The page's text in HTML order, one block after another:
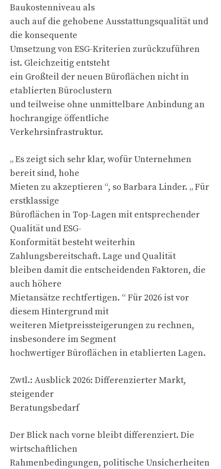
Baukostenniveau als
auch auf die gehobene Ausstattungsqualität und
die konsequente
Umsetzung von ESG-Kriterien zurückzuführen
ist. Gleichzeitig entsteht
ein Großteil der neuen Büroflächen nicht in
etablierten Büroclustern
und teilweise ohne unmittelbare Anbindung an
hochrangige öffentliche
Verkehrsinfrastruktur.
„ Es zeigt sich sehr klar, wofür Unternehmen
bereit sind, hohe
Mieten zu akzeptieren “, so Barbara Linder. „ Für
erstklassige
Büroflächen in Top-Lagen mit entsprechender
Qualität und ESG-
Konformität besteht weiterhin
Zahlungsbereitschaft. Lage und Qualität
bleiben damit die entscheidenden Faktoren, die
auch höhere
Mietansätze rechtfertigen. “ Für 2026 ist vor
diesem Hintergrund mit
weiteren Mietpreissteigerungen zu rechnen,
insbesondere im Segment
hochwertiger Büroflächen in etablierten Lagen.
Zwtl.: Ausblick 2026: Differenzierter Markt,
steigender
Beratungsbedarf
Der Blick nach vorne bleibt differenziert. Die
wirtschaftlichen
Rahmenbedingungen, politische Unsicherheiten